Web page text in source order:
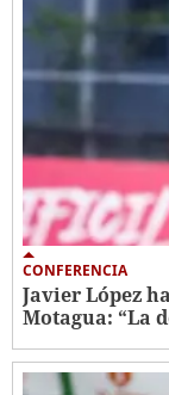
CONFERENCIA
Javier López
Motagua: “La